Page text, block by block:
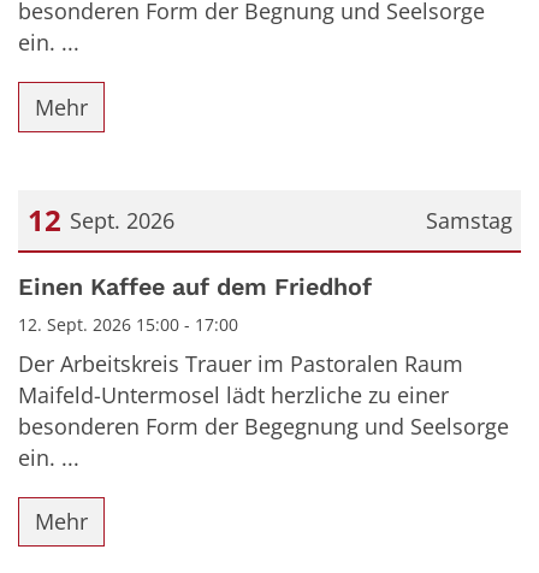
besonderen Form der Begnung und Seelsorge
ein. ...
Mehr
Samstag
12 Sept. 2026
Datum: 12. September 2026
Einen Kaffee auf dem Friedhof
12. Sept. 2026 15:00 - 17:00
Der Arbeitskreis Trauer im Pastoralen Raum
Maifeld-Untermosel lädt herzliche zu einer
besonderen Form der Begegnung und Seelsorge
ein. ...
Mehr